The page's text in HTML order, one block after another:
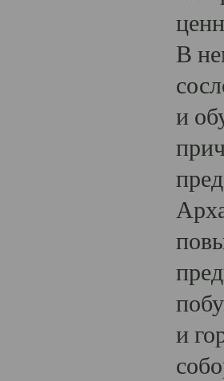
В
и
и